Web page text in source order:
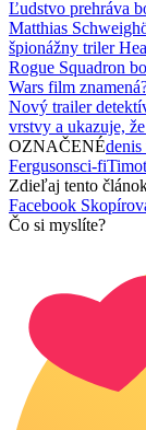
Ľudstvo prehráva
Matthias
špionážny triler
Rogue Squadron
Wars film
Nový trailer
vrstvy a ukazuje,
OZNAČENÉ
Fergusonsci-fi
Zdieľaj tento
Facebook
Čo si myslíte?